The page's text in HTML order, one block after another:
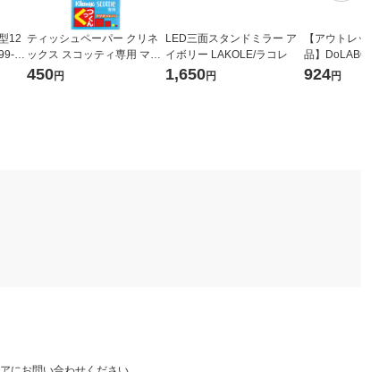
12
74
ティッシュペーパー クリネ
ックス スコッティ専用 マグ
ネットバー くっつくん3本パ
450円
LED三面スタンドミラー ア
イボリー LAKOLE/ラコレ
1,650円
【アウトレッ
品】DoLABO
耕栽培セット
924円